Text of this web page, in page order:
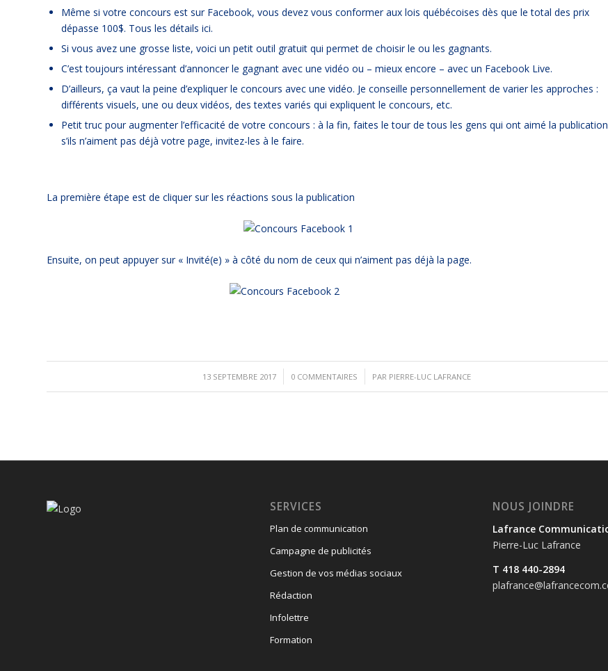
Même si votre concours est sur Facebook, vous devez vous conformer aux lois québécoises dès que le total des prix
dépasse 100$. Tous les détails ici.
Si vous avez une grosse liste, voici un petit outil gratuit qui permet de choisir le ou les gagnants.
C’est toujours intéressant d’annoncer le gagnant avec une vidéo ou – mieux encore – avec un Facebook Live.
D’ailleurs, ça vaut la peine d’expliquer le concours avec une vidéo. Je conseille personnellement de varier les approches :
différents visuels, une ou deux vidéos, des textes variés qui expliquent le concours, etc.
Petit truc pour augmenter l’efficacité de votre concours : à la fin, faites le tour de tous les gens qui ont aimé la
s’ils n’aiment pas déjà votre page, invitez-les à le faire.
La première étape est de cliquer sur les réactions sous la publication
Ensuite, on peut appuyer sur « Invité(e) » à côté du nom de ceux qui n’aiment pas déjà la page.
13 SEPTEMBRE 2017
/ 0 COMMENTAIRES
/ PAR PIERRE-LUC LAFRANCE
SERVICES
Plan de communication
Campagne de publicités
Gestion de vos médias sociaux
Rédaction
Infolettre
Formation
NOUS JOINDRE
Lafrance
Pierre-Luc Lafrance
T 418 440-2894